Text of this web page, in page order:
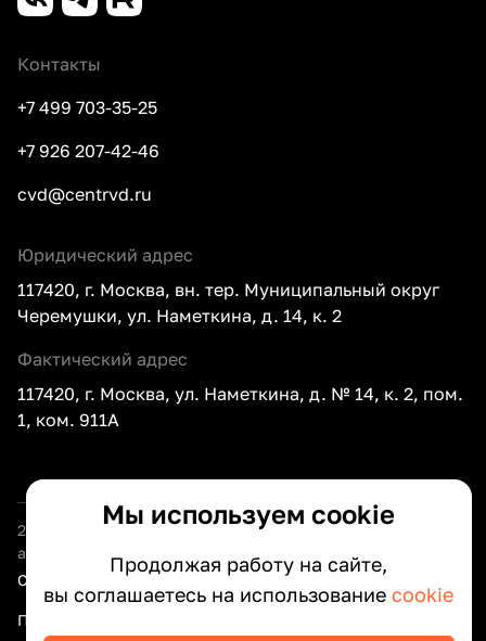
Контакты
+7 499 703-35-25
+7 926 207-42-46
cvd@centrvd.ru
Юридический адрес
117420, г. Москва, вн. тер. Муниципальный округ
Черемушки, ул. Наметкина, д. 14, к. 2
Фактический адрес
117420, г. Москва, ул. Наметкина, д. № 14, к. 2, пом.
1, ком. 911А
2026
ООО «Центр внедрения документооборота» —
автоматизация документооборота вашего бизнеса
Сведения об организации
Политика оператора по обработке персональных данных
Мы используем cookie
Продолжая работу на сайте,
вы соглашаетесь на использование cookie